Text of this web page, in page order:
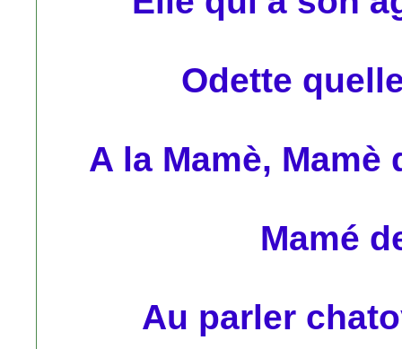
Odette
A la Mamè, Mamè
Mamé
Au parler